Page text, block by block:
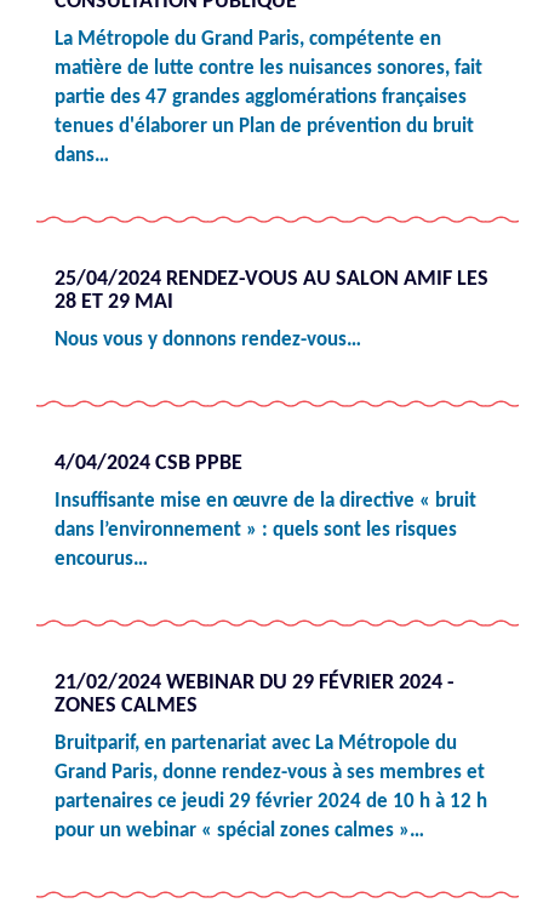
La Métropole du Grand Paris, compétente en
matière de lutte contre les nuisances sonores, fait
partie des 47 grandes agglomérations françaises
tenues d'élaborer un Plan de prévention du bruit
dans…
25/04/2024 RENDEZ-VOUS AU SALON AMIF LES
28 ET 29 MAI
Nous vous y donnons rendez-vous…
4/04/2024 CSB PPBE
Insuffisante mise en œuvre de la directive « bruit
dans l’environnement » : quels sont les risques
encourus…
21/02/2024 WEBINAR DU 29 FÉVRIER 2024 -
ZONES CALMES
Bruitparif, en partenariat avec La Métropole du
Grand Paris, donne rendez-vous à ses membres et
partenaires ce jeudi 29 février 2024 de 10 h à 12 h
pour un webinar « spécial zones calmes »…